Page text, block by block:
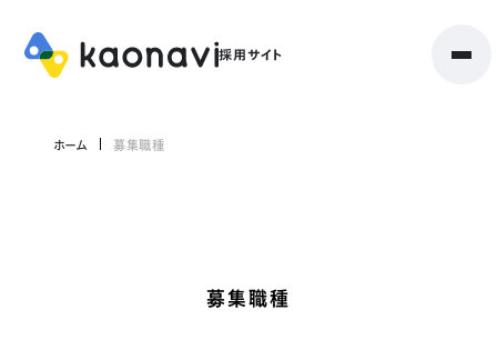
ホーム 募集職種
募集職種